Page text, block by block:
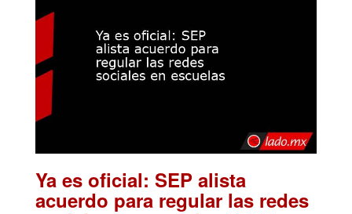
Ya es oficial: SEP alista
acuerdo para regular las redes